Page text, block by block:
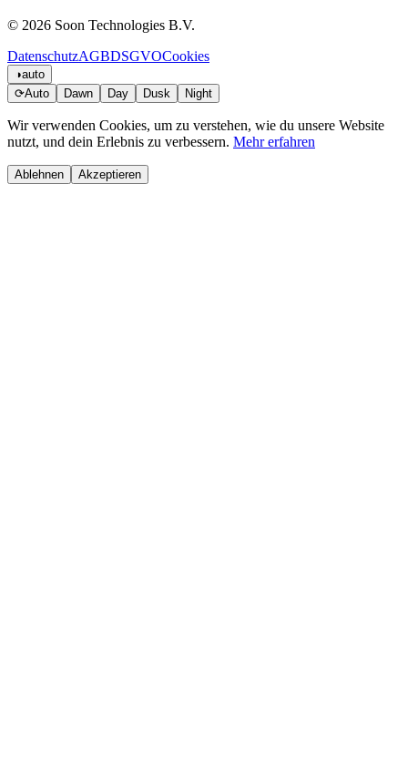
© 2026 Soon Technologies B.V.
DatenschutzAGBDSGVOCookies
◑auto
⟳Auto Dawn Day Dusk Night
Wir verwenden Cookies, um zu verstehen, wie du unsere Website
nutzt, und dein Erlebnis zu verbessern. Mehr erfahren
Ablehnen Akzeptieren